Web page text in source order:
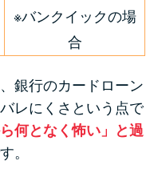
※バンクイックの場
合
銀行のカードローン
レにくさという点で
何となく怖い」と過
。